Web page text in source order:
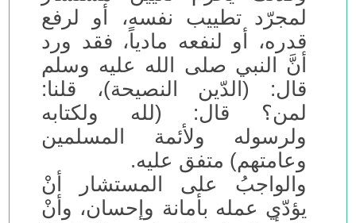
لمجرّد تطييب نفسه، أو لرفع
قدره، أو لنفعه مادياً، فقد ورد
أنَّ النبي صلى الله عليه وسلم
قال: (الدّين النصيحة)، قلنا:
لمن؟ قال: (لله ولكتابه
ولرسوله ولأئمة المسلمين
وعامتهم) متفق عليه.
والواجبُ على المستشار أنْ
يؤدّي عمله بأمانة وإحسان، وأنْ